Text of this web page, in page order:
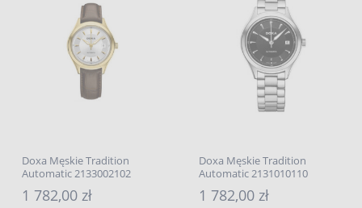
Doxa Męskie Tradition
Automatic 2133002102
1 782,00 zł
Doxa Męskie Tradition
Automatic 2131010110
1 782,00 zł